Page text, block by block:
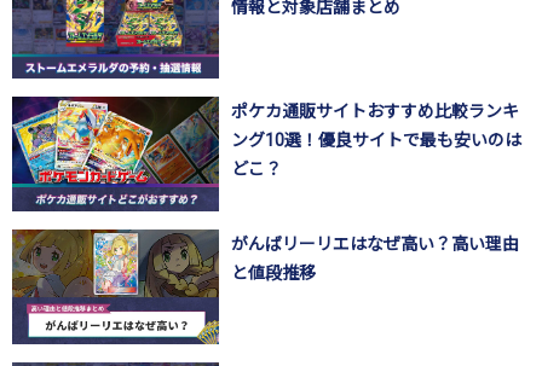
情報と対象店舗まとめ
ポケカ通販サイトおすすめ比較ランキ
ング10選！優良サイトで最も安いのは
どこ？
がんばリーリエはなぜ高い？高い理由
と値段推移